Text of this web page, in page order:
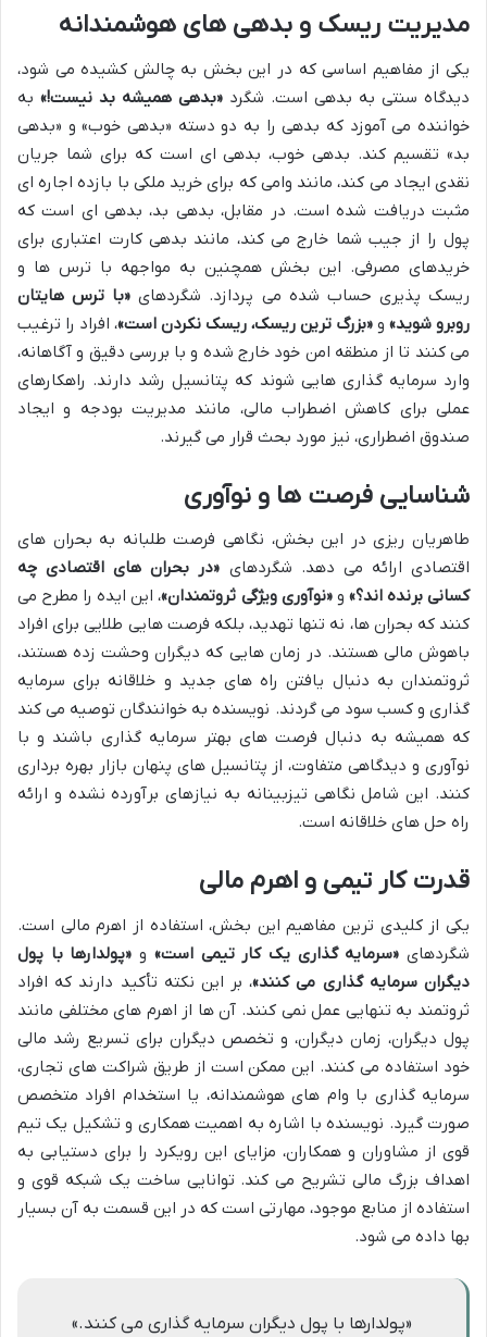
مدیریت ریسک و بدهی های هوشمندانه
یکی از مفاهیم اساسی که در این بخش به چالش کشیده می شود،
دیدگاه سنتی به بدهی است. شگرد «بدهی همیشه بد نیست!» به
خواننده می آموزد که بدهی را به دو دسته «بدهی خوب» و «بدهی
بد» تقسیم کند. بدهی خوب، بدهی ای است که برای شما جریان
نقدی ایجاد می کند، مانند وامی که برای خرید ملکی با بازده اجاره ای
مثبت دریافت شده است. در مقابل، بدهی بد، بدهی ای است که
پول را از جیب شما خارج می کند، مانند بدهی کارت اعتباری برای
خریدهای مصرفی. این بخش همچنین به مواجهه با ترس ها و
ریسک پذیری حساب شده می پردازد. شگردهای «با ترس هایتان
روبرو شوید» و «بزرگ ترین ریسک، ریسک نکردن است»، افراد را ترغیب
می کنند تا از منطقه امن خود خارج شده و با بررسی دقیق و آگاهانه،
وارد سرمایه گذاری هایی شوند که پتانسیل رشد دارند. راهکارهای
عملی برای کاهش اضطراب مالی، مانند مدیریت بودجه و ایجاد
صندوق اضطراری، نیز مورد بحث قرار می گیرند.
شناسایی فرصت ها و نوآوری
طاهریان ریزی در این بخش، نگاهی فرصت طلبانه به بحران های
اقتصادی ارائه می دهد. شگردهای «در بحران های اقتصادی چه
کسانی برنده اند؟» و«نوآوری ویژگی ثروتمندان»، این ایده را مطرح می
کنند که بحران ها، نه تنها تهدید، بلکه فرصت هایی طلایی برای افراد
باهوش مالی هستند. در زمان هایی که دیگران وحشت زده هستند،
ثروتمندان به دنبال یافتن راه های جدید و خلاقانه برای سرمایه
گذاری و کسب سود می گردند. نویسنده به خوانندگان توصیه می کند
که همیشه به دنبال فرصت های بهتر سرمایه گذاری باشند و با
نوآوری و دیدگاهی متفاوت، از پتانسیل های پنهان بازار بهره برداری
کنند. این شامل نگاهی تیزبینانه به نیازهای برآورده نشده و ارائه
راه حل های خلاقانه است.
قدرت کار تیمی و اهرم مالی
یکی از کلیدی ترین مفاهیم این بخش، استفاده از اهرم مالی است.
شگردهای «سرمایه گذاری یک کار تیمی است» و «پولدارها با پول
دیگران سرمایه گذاری می کنند»، بر این نکته تأکید دارند که افراد
ثروتمند به تنهایی عمل نمی کنند. آن ها از اهرم های مختلفی مانند
پول دیگران، زمان دیگران، و تخصص دیگران برای تسریع رشد مالی
خود استفاده می کنند. این ممکن است از طریق شراکت های تجاری،
سرمایه گذاری با وام های هوشمندانه، یا استخدام افراد متخصص
صورت گیرد. نویسنده با اشاره به اهمیت همکاری و تشکیل یک تیم
قوی از مشاوران و همکاران، مزایای این رویکرد را برای دستیابی به
اهداف بزرگ مالی تشریح می کند. توانایی ساخت یک شبکه قوی و
استفاده از منابع موجود، مهارتی است که در این قسمت به آن بسیار
بها داده می شود.
«پولدارها با پول دیگران سرمایه گذاری می کنند.»